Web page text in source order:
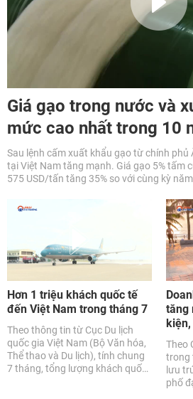
Giá gạo trong nước và
mức cao nhất trong 10
Sau lệnh cấm xuất khẩu gạo từ chính phủ
tại Việt Nam tăng mạnh. Giá gạo 5% tấm
575 USD/tấn tăng 35% so với cùng kỳ
Hơn 1 triệu khách quốc tế
đến Việt Nam trong tháng 7
Theo thông tin từ Cục Du lịch
quốc gia Việt Nam (Bộ Văn hóa,
Thể thao và Du lịch), tính chung
7 tháng, tổng lượng khách quốc
tăng
Theo
trong
lưu
phố